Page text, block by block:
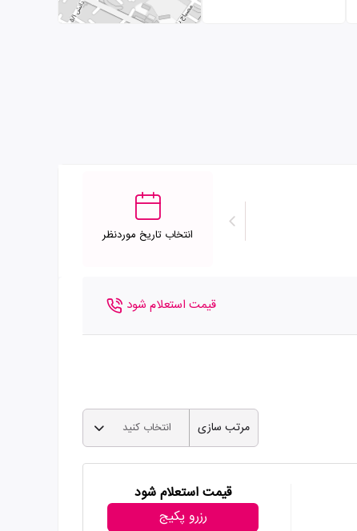
انتخاب تاریخ موردنظر
قیمت استعلام شود
مرتب سازی انتخاب کنید
قیمت استعلام شود
رزرو پکیج